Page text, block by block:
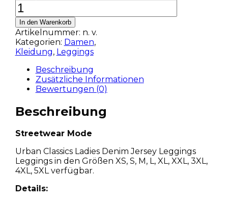
In den Warenkorb
Artikelnummer: n. v.
Kategorien: Damen,
Kleidung, Leggings
Beschreibung
Zusätzliche Informationen
Bewertungen (0)
Beschreibung
Streetwear Mode
Urban Classics Ladies Denim Jersey Leggings
Leggings in den Größen XS, S, M, L, XL, XXL, 3XL,
4XL, 5XL verfügbar.
Details: